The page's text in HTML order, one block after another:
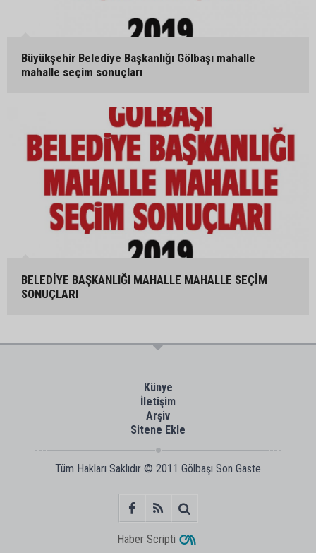
Büyükşehir Belediye Başkanlığı Gölbaşı mahalle
mahalle seçim sonuçları
BELEDİYE BAŞKANLIĞI MAHALLE MAHALLE SEÇİM
SONUÇLARI
Künye
İletişim
Arşiv
Sitene Ekle
Tüm Hakları Saklıdır © 2011 Gölbaşı Son Gaste
Haber Scripti